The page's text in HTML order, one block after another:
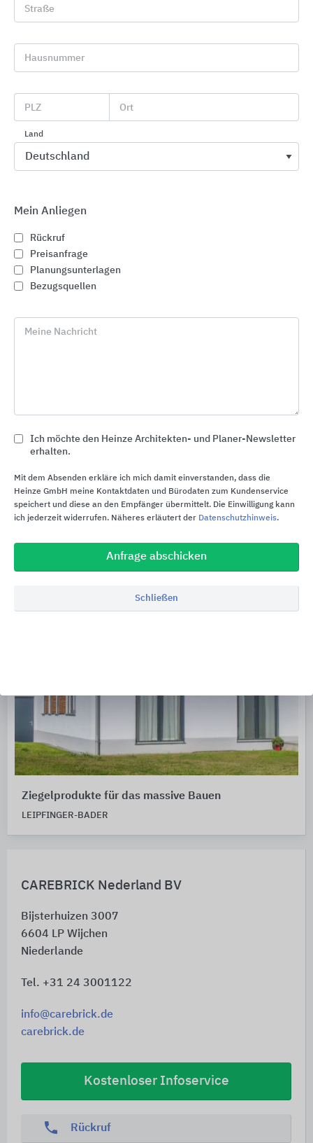
CAREBRICK Nederland BV
Bijsterhuizen 3007
6604 LP Wijchen
Niederlande
Tel. +31 24 3001122
info@carebrick.de
carebrick.de
Kostenloser Infoservice
phone Rückruf
Bauwerksabdichtung/-instandsetzung
Saint-Gobain Weber
Ziegelprodukte für das massive Bauen
LEIPFINGER-BADER
Straße
Hausnummer
PLZ Ort
Land
Mein Anliegen
Rückruf
Preisanfrage
Planungsunterlagen
Bezugsquellen
Meine Nachricht
Ich möchte den Heinze Architekten- und Planer-Newsletter
erhalten.
Mit dem Absenden erkläre ich mich damit einverstanden, dass die
Heinze GmbH meine Kontaktdaten und Bürodaten zum Kundenservice
speichert und diese an den Empfänger übermittelt. Die Einwilligung kann
ich jederzeit widerrufen. Näheres erläutert der Datenschutzhinweis.
Anfrage abschicken
Schließen